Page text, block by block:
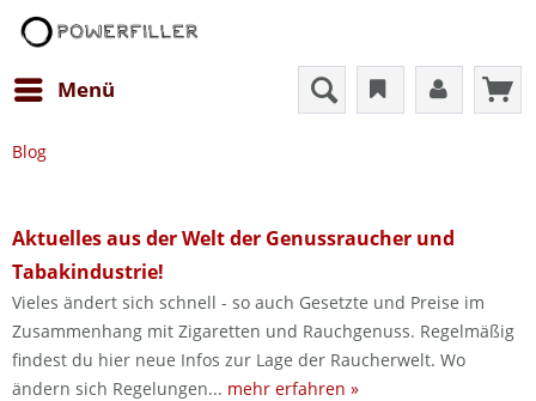
Menü
Blog
Aktuelles aus der Welt der Genussraucher und
Tabakindustrie!
Vieles ändert sich schnell - so auch Gesetzte und Preise im
Zusammenhang mit Zigaretten und Rauchgenuss. Regelmäßig
findest du hier neue Infos zur Lage der Raucherwelt. Wo
ändern sich Regelungen... mehr erfahren »